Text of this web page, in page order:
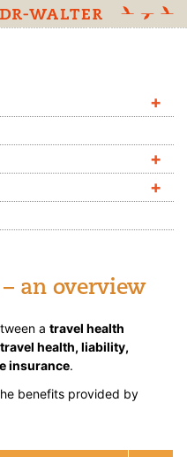
+
+
+
an overview
a travel health
health, liability,
insurance.
benefits provided by